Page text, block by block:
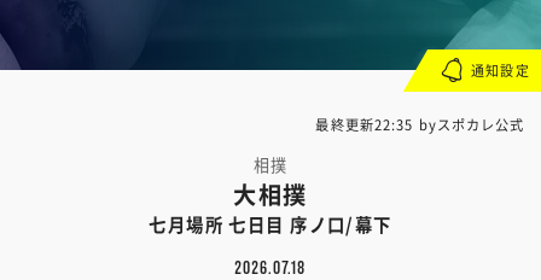
最終更新22:35 byスポカレ公式
相撲
大相撲
七月場所 七日目 序ノ口/幕下
2026.07.18
通知設定